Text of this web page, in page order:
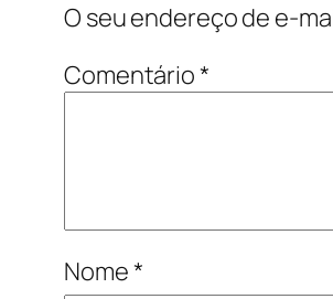
O seu endereço de e-
Comentário*
Nome*